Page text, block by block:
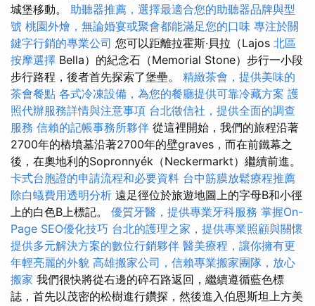
城堡移動。 助聽器推薦，選擇最適合您的助聽器品牌與型
號 桃園外燴，無論婚宴或聚會都能滿足您的口味 專注於關
鍵字行銷的專業公司 您可以距離拉霍斯·貝拉（Lajos 北區
按摩選擇 Bella）的紀念石（Memorial Stone）步行一小段
步行路程，後者首先探索了堡壘。 精緻茶會，提供美味的
茶會餐點 各式冷凍設備，為您的餐廳提供可靠冷藏方案 護
照代辦服務詳情與注意事項 台北徵信社，提供全面的調查
服務 信賴的記帳事務所夥伴 從這裡開始，我們的旅程沿著
2700年的樁墳墓沿著2700年的壁graves，而在前鐵幕之
後，在奧地利的Sopronnyék（Neckermarkt）繼續前進。
卡式台胞證的申請流程和必要資料 台中筋膜放鬆療程推薦
除白蟻費用透明分析 遠足徑位於旅遊地圖上的字母B和小徑
上的白色B上標記。 優質牙醫，提供專業牙科服務 掌握On-
Page SEO優化技巧 台北的護理之家，提供專業照顧與關懷
提供多元解決方案的數位行銷夥伴 醫美療程，讓你擁有更
年輕亮麗的外貌 高雄搬家公司，信賴專業搬家團隊，放心
搬家 我們很快將從右邊的碎石路返回，繼續遵循藍色標
誌，首先以茂密的松樹進行鑽探，然後進入伯恩斯坦上方美